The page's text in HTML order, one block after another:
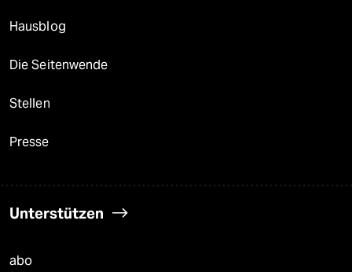
Hausblog
Die Seitenwende
Stellen
Presse
Unterstützen
abo